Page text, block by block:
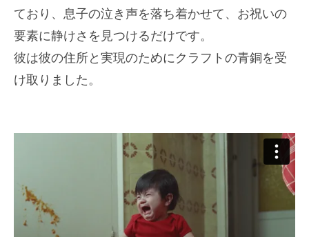
ており、息子の泣き声を落ち着かせて、お祝いの
要素に静けさを見つけるだけです。
彼は彼の住所と実現のためにクラフトの青銅を受
け取りました。